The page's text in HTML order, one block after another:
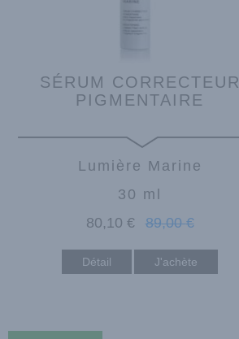
SÉRUM CORRECTEUR
PIGMENTAIRE
Lumière Marine
30 ml
80,10 € 89,00 €
Détail